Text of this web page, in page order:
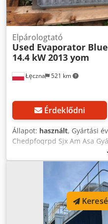
Łęczna 521 km
Elpárologtató
Used Evaporator
14.4 kW 2013 yom
Érdeklődni
Állapot: használt, Gyártási
Chedpfoqrpd Sjx Am Asa
teljesítmény: 14,4 kW
mm Súly: 66 kg.